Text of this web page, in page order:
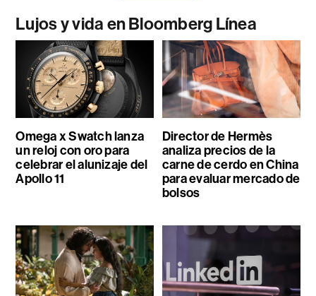
Lujos y vida en Bloomberg Línea
Omega x Swatch lanza
un reloj con oro para
celebrar el alunizaje del
Apollo 11
Director de Hermès
analiza precios de la
carne de cerdo en China
para evaluar mercado de
bolsos